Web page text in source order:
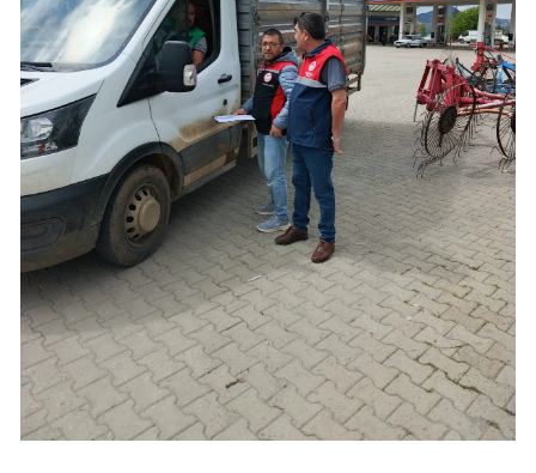
Manisa
Kahramanmaraş
Mardin
Muğla
Muş
Nevşehir
Niğde
Ordu
Rize